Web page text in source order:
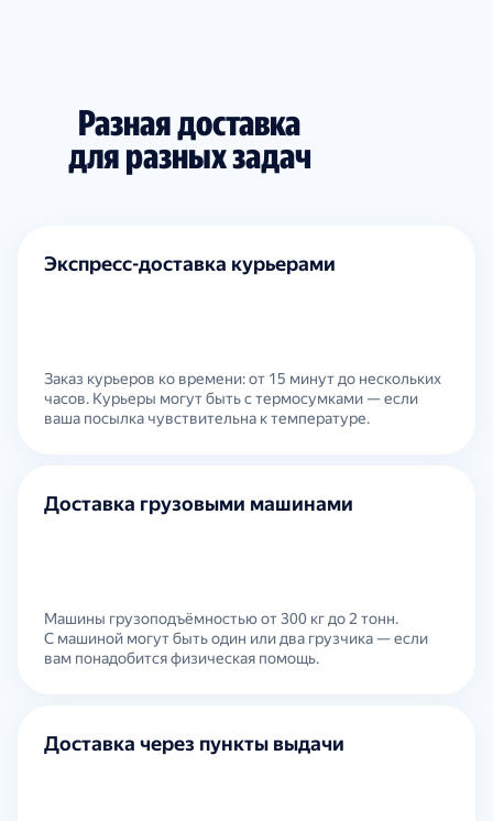
Разная доставка
для разных задач
Экспресс-доставка курьерами
Заказ курьеров ко времени: от 15 минут до нескольких
часов. Курьеры могут быть с термосумками — если
ваша посылка чувствительна к температуре.
Доставка грузовыми машинами
Машины грузоподъёмностью от 300 кг до 2 тонн.
С машиной могут быть один или два грузчика — если
вам понадобится физическая помощь.
Доставка через пункты выдачи